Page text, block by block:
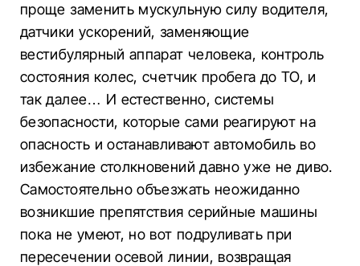
проще заменить мускульную силу водителя,
датчики ускорений, заменяющие
вестибулярный аппарат человека, контроль
состояния колес, счетчик пробега до ТО, и
так далее… И естественно, системы
безопасности, которые сами реагируют на
опасность и останавливают автомобиль во
избежание столкновений давно уже не диво.
Самостоятельно объезжать неожиданно
возникшие препятствия серийные машины
пока не умеют, но вот подруливать при
пересечении осевой линии, возвращая